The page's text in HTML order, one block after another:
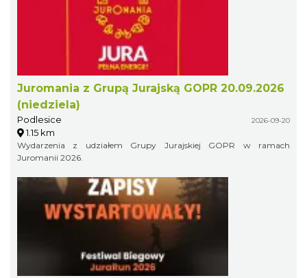
Juromania z Grupą Jurajską GOPR 20.09.2026
(niedziela)
Podlesice 2026-09-20
1.15 km
Wydarzenia z udziałem Grupy Jurajskiej GOPR w ramach
Juromanii 2026.